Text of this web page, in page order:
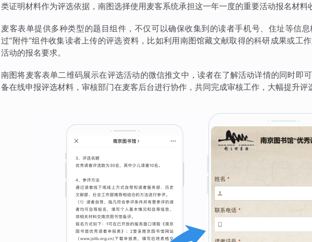
类证明材料作为评选依据，南图选择使用麦客系统承担这一年一度的重要活动报名材料
麦客表单提供多种类型的题目组件，不仅可以确保收集到的读者手机号、住址等信
过“附件”组件收集读者上传的评选资料，比如利用南图馆藏文献取得的科研成果或工
活动的报名要求。
南图将麦客表单二维码展示在评选活动的微信推文中，读者在了解活动详情的同时即
备在线申报评选材料，审核部门在麦客后台进行协作，共同完成审核工作，大幅提升评